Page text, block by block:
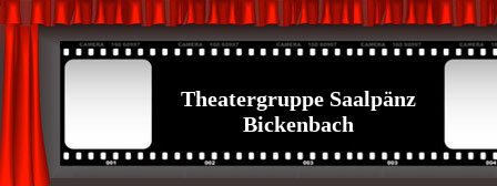
Theatergruppe Saalpänz
Bickenbach